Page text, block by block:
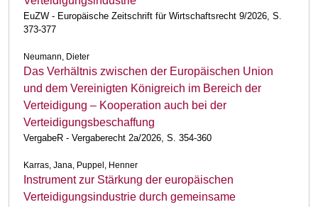
EuZW - Europäische Zeitschrift für Wirtschaftsrecht 9/2026, S.
373-377
Neumann, Dieter
Das Verhältnis zwischen der Europäischen Union
und dem Vereinigten Königreich im Bereich der
Verteidigung – Kooperation auch bei der
Verteidigungsbeschaffung
VergabeR - Vergaberecht 2a/2026, S. 354-360
Karras, Jana, Puppel, Henner
Instrument zur Stärkung der europäischen
Verteidigungsindustrie durch gemeinsame